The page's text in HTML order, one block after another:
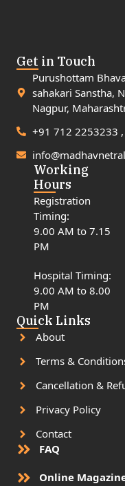
Get in Touch
Purushottam
sahakari Sanstha,
Nagpur,
+91 712 2253233
Working
Hours
Registration
Timing:
9.00 AM to 7.15
PM
Hospital Timing:
9.00 AM to 8.00
PM
Quick Links
About
Terms &
Cancellation &
Privacy Policy
Contact
FAQ
Online